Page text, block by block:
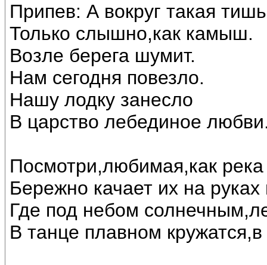
Припев: А вокруг такая
Только слышно,как камыш.
Возле берега шумит.
Нам сегодня повезло.
Нашу лодку занесло
В царство лебединое
Посмотри,любимая,как река
Бережно качает их на
Где под небом
В танце плавном